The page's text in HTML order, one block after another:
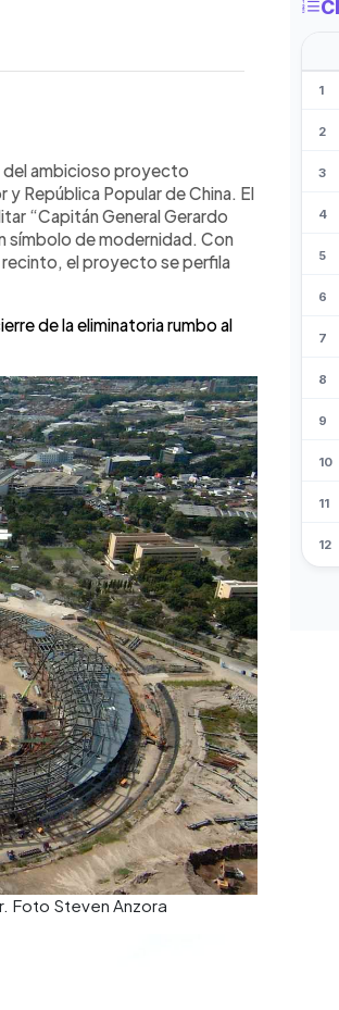
y ubicado en Antiguo
000 asientos, todos
personas con
por la firma China
comenzó con la
estructura
centro deportivo,
del ambicioso proyecto
República Popular de China. El
“Capitán General Gerardo
símbolo de modernidad. Con
recinto, el proyecto se perfila
de la eliminatoria rumbo al
Foto Steven Anzora